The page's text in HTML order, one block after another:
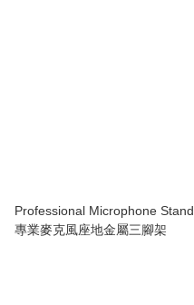
Professional Microphone Stand
專業麥克風座地金屬三腳架